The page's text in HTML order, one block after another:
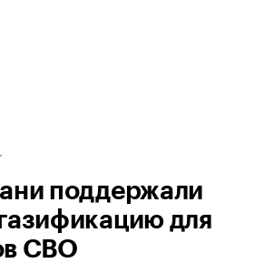
поддержали
для
СВО